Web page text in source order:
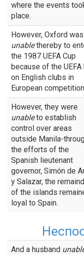
where the events
place.
However, Oxford was
unablethereby to
the 1987 UEFA Cup
because of the UEFA
on English clubs in
European
However, they were
unableto establish
control over areas
outside Manila-
the efforts of the
Spanish lieutenant
governor, Simón de
y Salazar, the
of the islands
loyal to Spain.
And a husband